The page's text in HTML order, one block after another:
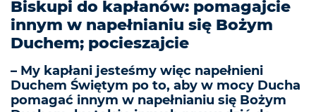
Biskupi do kapłanów: pomagajcie
innym w napełnianiu się Bożym
Duchem; pocieszajcie
– My kapłani jesteśmy więc napełnieni
Duchem Świętym po to, aby w mocy Ducha
pomagać innym w napełnianiu się Bożym